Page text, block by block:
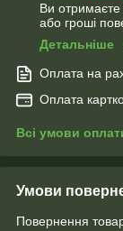
Ви
або гроші
Детальніше
Оплата на
Оплата
Всі умови
Умови
Повернення